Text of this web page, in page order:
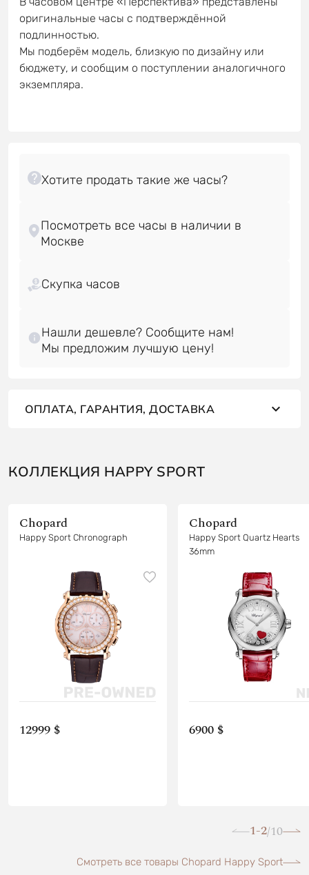
оригинальные часы с подтверждённой
подлинностью.
Мы подберём модель, близкую по дизайну или
бюджету, и сообщим о поступлении аналогичного
экземпляра.
Посмотреть все часы в наличии в
Скупка часов
Нашли дешевле? Сообщите нам!
ОПЛАТА, ГАРАНТИЯ, ДОСТАВКА
КОЛЛЕКЦИЯ HAPPY SPORT
Chopard
Happy Sport Chronograph
12999 $
Chopard
Happy Sport Quartz Hearts
36mm
6900 $
1-2/10
Смотреть все товары Chopard Happy Sport